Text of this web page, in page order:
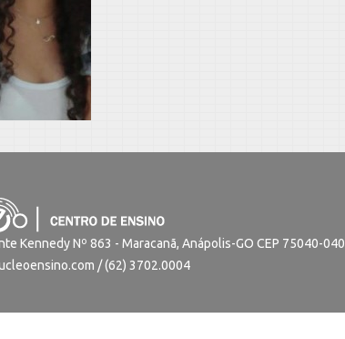
Kennedy Nº 863 - Maracanã, Anápolis-GO CEP 75040-040
/ (62) 3702.0004